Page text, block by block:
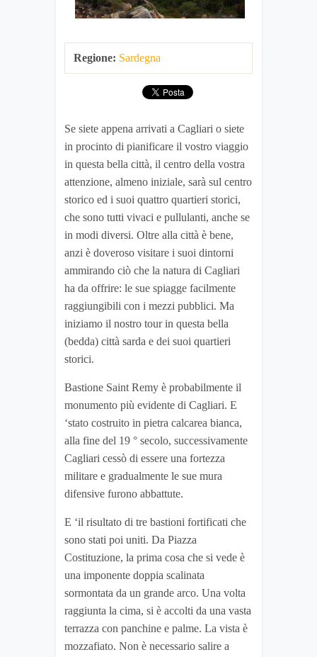
Regione: Sardegna
Se siete appena arrivati a Cagliari o siete
in procinto di pianificare il vostro viaggio
in questa bella città, il centro della vostra
attenzione, almeno iniziale, sarà sul centro
storico ed i suoi quattro quartieri storici,
che sono tutti vivaci e pullulanti, anche se
in modi diversi. Oltre alla città è bene,
anzi è doveroso visitare i suoi dintorni
ammirando ciò che la natura di Cagliari
ha da offrire: le sue spiagge facilmente
raggiungibili con i mezzi pubblici. Ma
iniziamo il nostro tour in questa bella
(bedda) città sarda e dei suoi quartieri
storici.
Bastione Saint Remy è probabilmente il
monumento più evidente di Cagliari. E
‘stato costruito in pietra calcarea bianca,
alla fine del 19 ° secolo, successivamente
Cagliari cessò di essere una fortezza
militare e gradualmente le sue mura
difensive furono abbattute.
E ‘il risultato di tre bastioni fortificati che
sono stati poi uniti. Da Piazza
Costituzione, la prima cosa che si vede è
una imponente doppia scalinata
sormontata da un grande arco. Una volta
raggiunta la cima, si è accolti da una vasta
terrazza con panchine e palme. La vista è
mozzafiato. Non è necessario salire a